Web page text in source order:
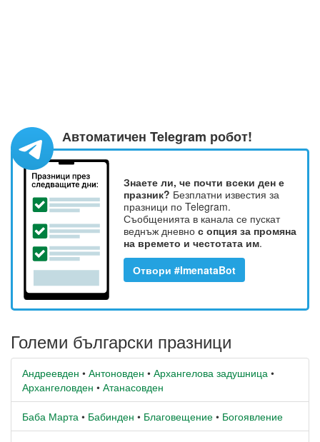
Автоматичен Telegram робот!
Знаете ли, че почти всеки ден е
празник? Безплатни известия за
празници по Telegram.
Съобщенията в канала се пускат
веднъж дневно с опция за промяна
на времето и честотата им.
Отвори #ImenataBot
Големи български празници
Андреевден • Антоновден • Архангелова задушница •
Архангеловден • Атанасовден
Баба Марта • Бабинден • Благовещение • Богоявление